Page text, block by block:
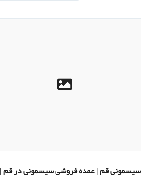
سیسمونی قم | عمده فروشی سیسمونی در قم |